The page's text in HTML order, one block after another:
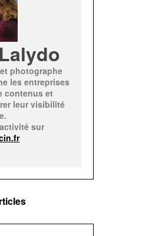
photographe
les entreprises
contenus et
leur visibilité
sur